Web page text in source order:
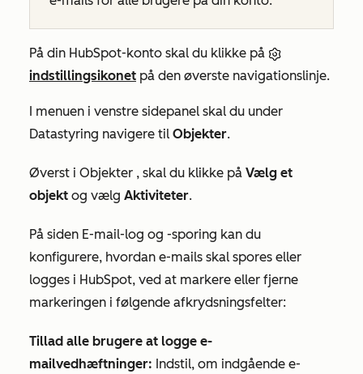
På din HubSpot-konto skal du klikke på
indstillingsikonet på den øverste navigationslinje.
I menuen i venstre sidepanel skal du under
Datastyring navigere til Objekter.
Øverst i Objekter , skal du klikke på Vælg et
objekt og vælg Aktiviteter.
På siden E-mail-log og -sporing kan du
konfigurere, hvordan e-mails skal spores eller
logges i HubSpot, ved at markere eller fjerne
markeringen i følgende afkrydsningsfelter:
Tillad alle brugere at logge e-
mailvedhæftninger: Indstil, om indgående e-